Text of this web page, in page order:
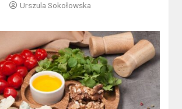
Urszula Sokołowska